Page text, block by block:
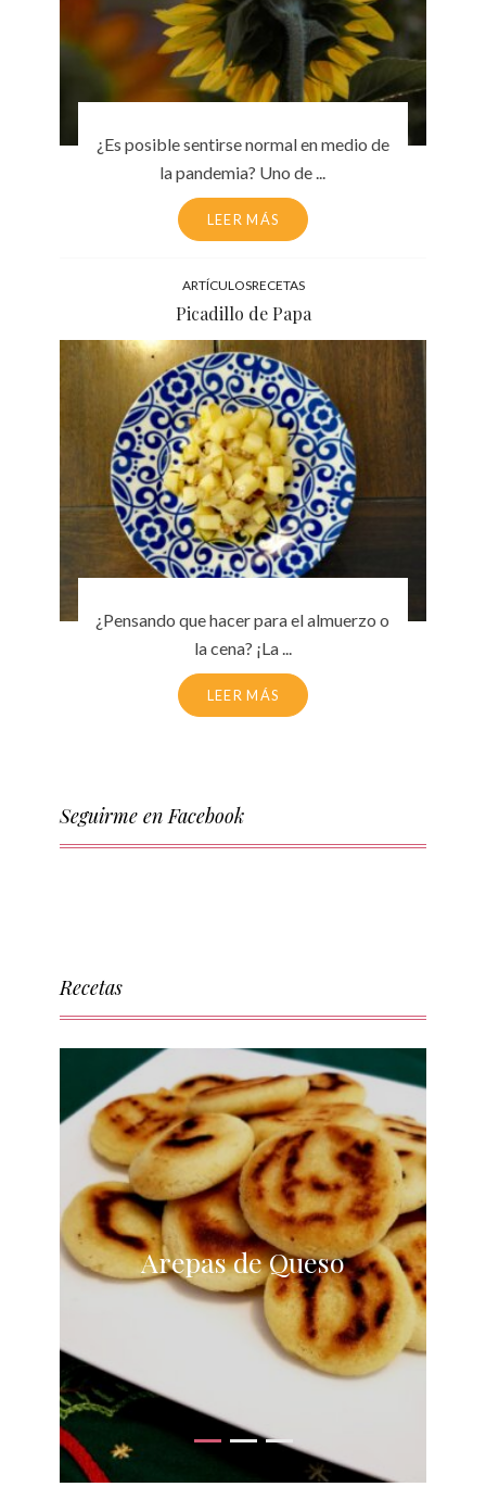
¿Es posible sentirse normal en medio de
la pandemia? Uno de ...
LEER MÁS
ARTÍCULOSRECETAS
Picadillo de Papa
¿Pensando que hacer para el almuerzo o
la cena? ¡La ...
LEER MÁS
Seguirme en Facebook
Recetas
Arepas de Queso